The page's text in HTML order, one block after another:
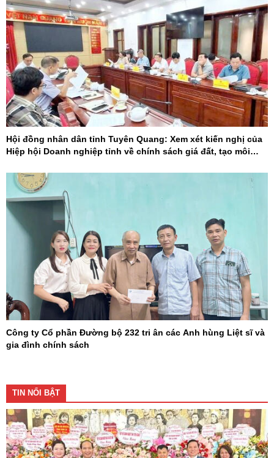
Hội đồng nhân dân tỉnh Tuyên Quang: Xem xét kiến nghị của
Hiệp hội Doanh nghiệp tỉnh về chính sách giá đất, tạo môi
Công ty Cổ phần Đường bộ 232 tri ân các Anh hùng Liệt sĩ và
gia đình chính sách
TIN NỔI BẬT